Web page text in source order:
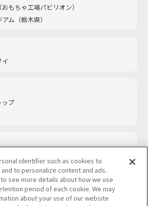
もちゃ工場パビリオン）​
ム（栃木県）
イ
プ
identifier such as cookies to
to personalize content and ads.
to see more details about how we use
period of each cookie. We may
about your use of our website